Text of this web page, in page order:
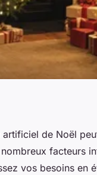
pour
artificiel
artificiel de Noël
facteurs
vos besoins en